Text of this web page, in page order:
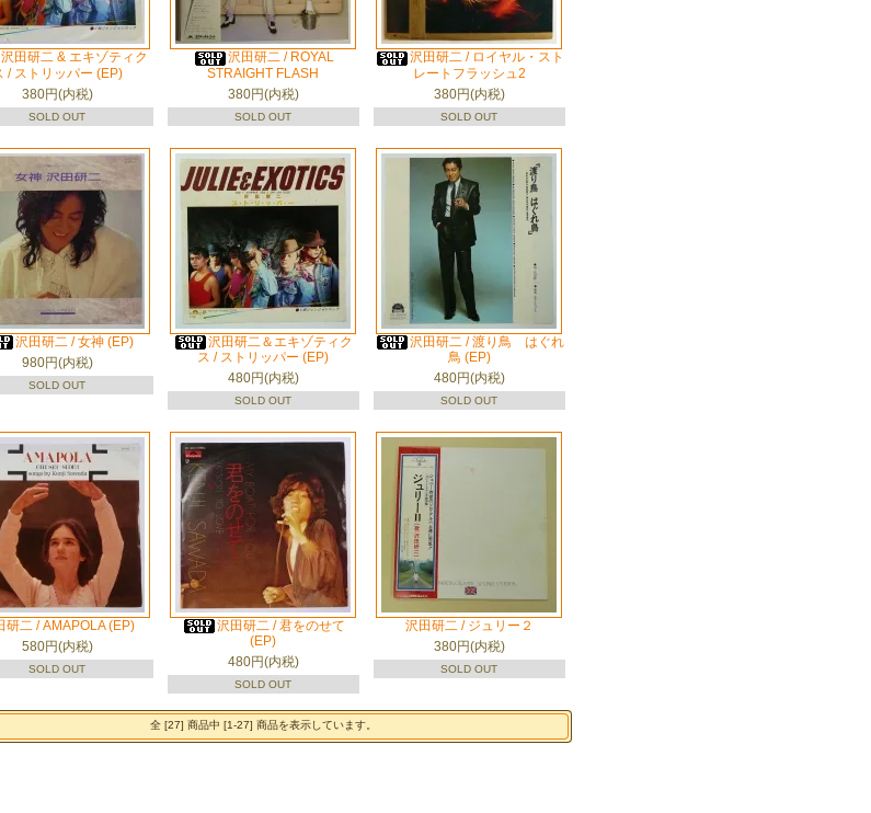
沢田研二 & エキゾティク
/ ストリッパー (EP)
380円(内税)
SOLD OUT
沢田研二 / ROYAL
STRAIGHT FLASH
380円(内税)
SOLD OUT
沢田研二 / ロイヤル・スト
レートフラッシュ2
380円(内税)
SOLD OUT
沢田研二 / 女神 (EP)
980円(内税)
SOLD OUT
沢田研二＆エキゾティク
ス / ストリッパー (EP)
480円(内税)
SOLD OUT
沢田研二 / 渡り鳥 はぐれ
鳥 (EP)
480円(内税)
SOLD OUT
研二 / AMAPOLA (EP)
580円(内税)
SOLD OUT
沢田研二 / 君をのせて
(EP)
480円(内税)
SOLD OUT
沢田研二 / ジュリー２
380円(内税)
SOLD OUT
全 [27] 商品中 [1-27] 商品を表示しています。